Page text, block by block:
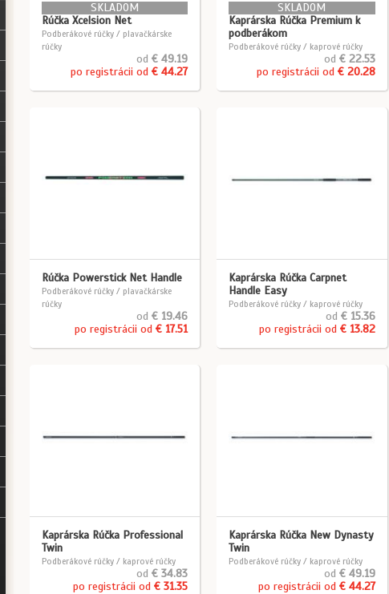
SKLADOM
Rúčka Xcelsion Net
Podberákové rúčky / plavačkárske
rúčky
od€ 49.19
po registrácii od€ 44.27
SKLADOM
Kaprárska Rúčka Premium k
podberákom
Podberákové rúčky / kaprové rúčky
od € 22.53
po registrácii od € 20.28
Rúčka Powerstick Net Handle
Podberákové rúčky / plavačkárske
rúčky
od€ 19.46
po registrácii od€ 17.51
Kaprárska Rúčka Carpnet
Handle Easy
Podberákové rúčky / kaprové rúčky
od € 15.36
po registrácii od € 13.82
Kaprárska Rúčka Professional
Twin
Podberákové rúčky / kaprové rúčky
od€ 34.83
po registrácii od€ 31.35
Kaprárska Rúčka New Dynasty
Twin
Podberákové rúčky / kaprové rúčky
od € 49.19
po registrácii od € 44.27